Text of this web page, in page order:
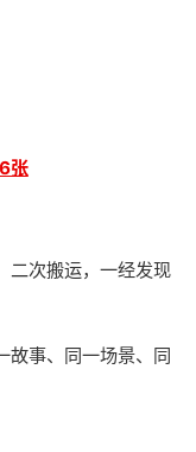
张
二次搬运，一经发现
故事、同一场景、同